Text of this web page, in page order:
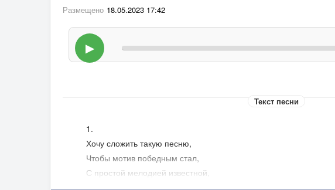
Размещено 18.05.2023 17:42
▶
Текст песни
1.
Хочу сложить такую песню,
Чтобы мотив победным стал,
С простой мелодией известной,
И чтобы каждый подпевал.